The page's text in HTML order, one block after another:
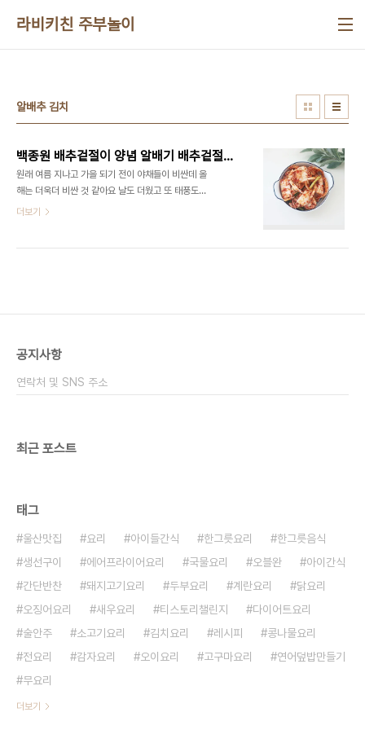
라비키친 주부놀이
알배추 김치
백종원 배추겉절이 양념 알배기 배추겉절이 만드는 법 배추김치 겉절이 레시피
원래 여름 지나고 가을 되기 전이 야채들이 비싼데 올
해는 더욱더 비싼 것 같아요 날도 더웠고 또 태풍도
오기도 했고 또 이번 주는 추석이기에 물가가 정말 비
줄 배추겉절이 양념 고춧가루 1컵 멸치 액젓 1/2컵
금 ​ 우선 알배기 배추 1개를 ..
더보기
공지사항
연락처 및 SNS 주소
최근 포스트
태그
울산맛집 요리 아이들간식 한그릇요리
한그릇음식
생선구이
에어프라이어요리 국물요리 오블완
아이간식
간단반찬
돼지고기요리 두부요리 계란요리
닭요리
오징어요리
새우요리 티스토리챌린지
다이어트요리
술안주
소고기요리 김치요리 레시피
콩나물요리
전요리
감자요리 오이요리 고구마요리
연어덮밥만들기
무요리
더보기